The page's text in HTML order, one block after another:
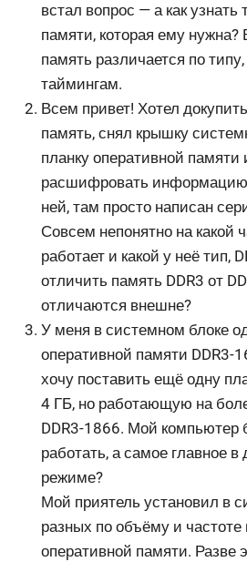
встал вопрос — а как узнать
памяти, которая ему нужна?
память различается по
таймингам.
Всем привет! Хотел
память, снял крышку
планку оперативной памяти
расшифровать
ней, там просто написан
Совсем непонятно на какой
работает и какой у неё тип,
отличить память DDR3 от
отличаются внешне?
У меня в системном блоке
оперативной памяти DDR3-
хочу поставить ещё одну
4 ГБ, но работающую на
DDR3-1866. Мой компьютер
работать, а самое главное в
режиме?
Мой приятель установил в
разных по объёму и частоте
оперативной памяти. Разве